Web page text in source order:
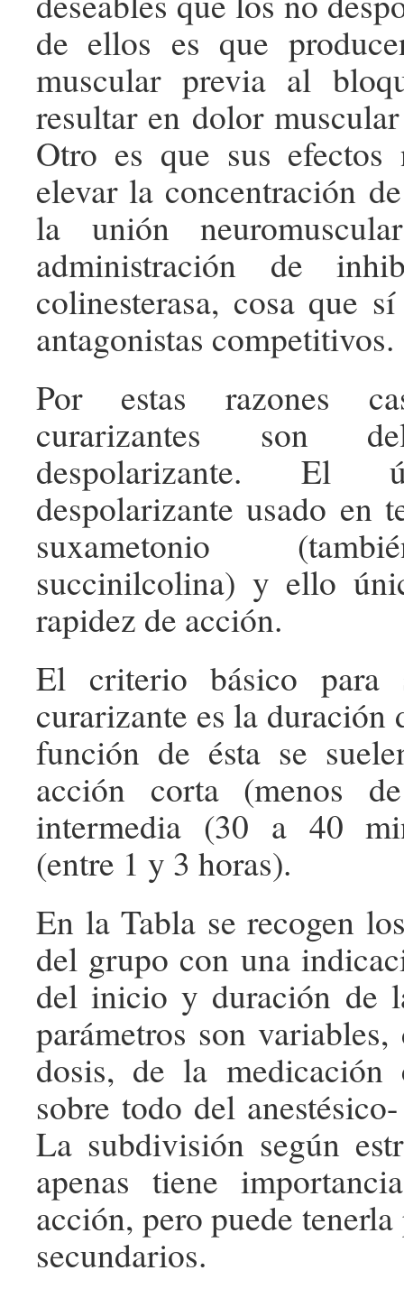
de ellos es que
muscular previa al
resultar en dolor
Otro es que sus
elevar la concentración
la unión
administración de
colinesterasa, cosa que
antagonistas competitivos.
Por estas razones
curarizantes son
despolarizante. El
despolarizante usado en
suxametonio
succinilcolina) y ello
rapidez de acción.
El criterio básico para
curarizante es la duración
función de ésta se
acción corta (menos
intermedia (30 a 40
(entre 1 y 3 horas).
En la Tabla se recogen
del grupo con una
del inicio y duración de
parámetros son
dosis, de la medicación
sobre todo del
La subdivisión según
apenas tiene
acción, pero puede
secundarios.